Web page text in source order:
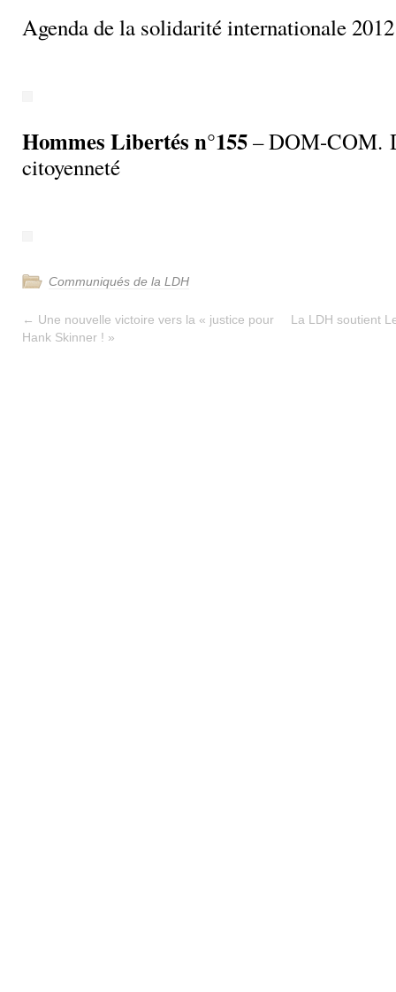
Agenda de la solidarité internationale 2012
Hommes Libertés n°155– DOM-COM.
citoyenneté
Communiqués de la LDH
← Une nouvelle victoire vers la « justice pour
Hank Skinner ! »
La LDH soutient